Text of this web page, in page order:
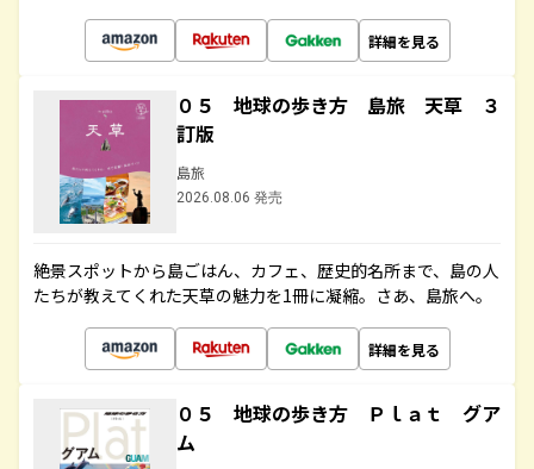
詳細を見る
０５ 地球の歩き方 島旅 天草 ３
訂版
島旅
2026.08.06 発売
絶景スポットから島ごはん、カフェ、歴史的名所まで、島の人
たちが教えてくれた天草の魅力を1冊に凝縮。さあ、島旅へ。
詳細を見る
０５ 地球の歩き方 Ｐｌａｔ グア
ム